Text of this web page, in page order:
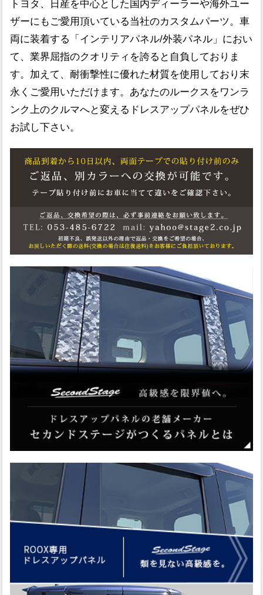
トヨタ、日産を中心とした国内ディーラーや海外ユー
ザーにもご愛用頂いている当社のカスタムパーツ。車
両に装着する「インテリアパネル/外装パネル」におい
て、業界屈指のクオリティを誇ると自負しておりま
す。加えて、耐衝撃性に優れた材質を使用しており末
永くご愛用いただけます。あなたのルークスをワンラ
ンク上のクルマへと変えるドレスアップパネルをぜひ
お試し下さい。